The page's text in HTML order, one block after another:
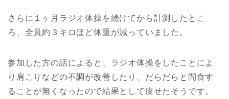
さらに１ヶ月ラジオ体操を続けてから計測したとこ
ろ、全員約３キロほど体重が減っていました。
参加した方の話によると、ラジオ体操をしたことによ
り肩こりなどの不調が改善したり、だらだらと間食す
ることが無くなったので結果として痩せたそうです。